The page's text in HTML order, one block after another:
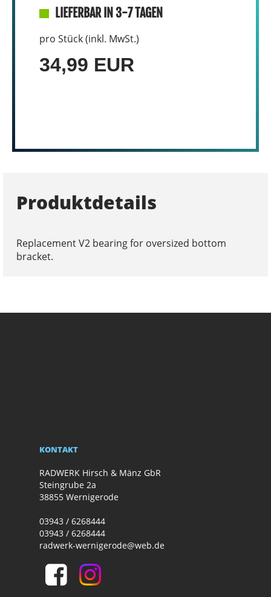
LIEFERBAR IN 3-7 TAGEN
pro Stück (inkl. MwSt.)
34,99 EUR
Produktdetails
Replacement V2 bearing for oversized bottom
bracket.
KONTAKT
RADWERK Hirsch & Mänz GbR
Steingrube 2a
38855 Wernigerode
03943 / 6268444
03943 / 6268444
radwerk-wernigerode@web.de